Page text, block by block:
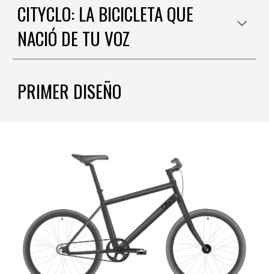
CITYCLO: LA BICICLETA QUE
NACIÓ DE TU VOZ
PRIMER DISEÑO